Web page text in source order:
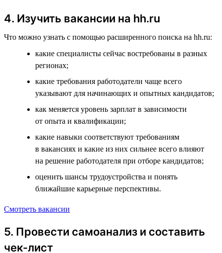
4. Изучить вакансии на hh.ru
Что можно узнать с помощью расширенного поиска на hh.ru:
какие специалисты сейчас востребованы в разных
регионах;
какие требования работодатели чаще всего
указывают для начинающих и опытных кандидатов;
как меняется уровень зарплат в зависимости
от опыта и квалификации;
какие навыки соответствуют требованиям
в вакансиях и какие из них сильнее всего влияют
на решение работодателя при отборе кандидатов;
оценить шансы трудоустройства и понять
ближайшие карьерные перспективы.
Смотреть вакансии
5. Провести самоанализ и составить
чек-лист